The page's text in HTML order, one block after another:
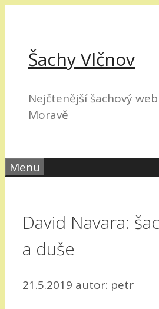
obsah
Šachy Vlčnov
Nejčtenější šachový
Moravě
Menu
David Navara:
a duše
21.5.2019 autor: petr